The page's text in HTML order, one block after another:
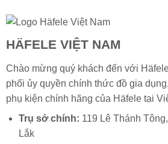
HÄFELE VIỆT NAM
Chào mừng quý khách đến với
phối ủy quyền chính thức đồ gia
phụ kiện chính hãng của Häfeletại
Trụ sở chính: 119 Lê Thánh
Lắk